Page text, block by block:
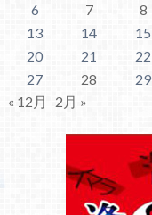
6
7 8
13
14 15
20
21 22
27
28 29
« 12月
2月 »